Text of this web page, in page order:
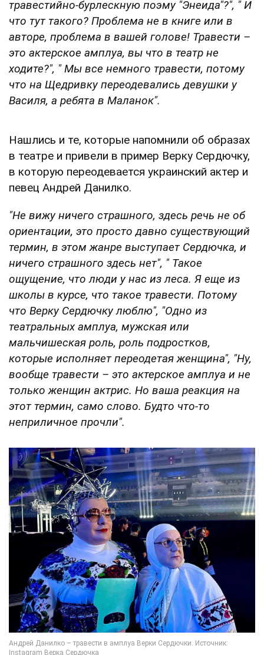
травестийно-бурлескную поэму "Энеида"?", " И
что тут такого? Проблема не в книге или в
авторе, проблема в вашей голове! Травести –
это актерское амплуа, вы что в театр не
ходите?", " Мы все немного травести, потому
что на Щедривку переодевались девушки у
Василя, а ребята в Маланок".
Нашлись и те, которые напомнили об образах
в театре и привели в пример Верку Сердючку,
в которую переодевается украинский актер и
певец Андрей Данилко.
"Не вижу ничего страшного, здесь речь не об
ориентации, это просто давно существующий
термин, в этом жанре выступает Сердючка, и
ничего страшного здесь нет", " Такое
ощущение, что люди у нас из леса. Я еще из
школы в курсе, что такое травести. Потому
что Верку Сердючку люблю", "Одно из
театральных амплуа, мужская или
мальчишеская роль, роль подростков,
которые исполняет переодетая женщина", "Ну,
вообще травести – это актерское амплуа и не
только женщин актрис. Но ваша реакция на
этот термин, само слово. Будто что-то
неприличное прочли".